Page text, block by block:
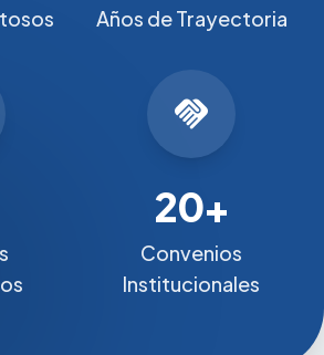
Años de Trayectoria
handshake
20+
Convenios
Institucionales